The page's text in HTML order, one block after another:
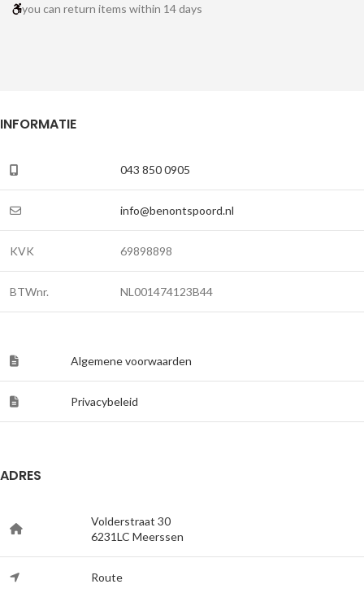
you can return items within 14 days
INFORMATIE
043 850 0905
info@benontspoord.nl
KVK 69898898
BTWnr. NL001474123B44
Algemene voorwaarden
Privacybeleid
ADRES
Volderstraat 30
6231LC Meerssen
Route